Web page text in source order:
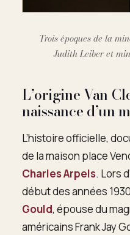
Trois époques de la
Judith Leiber et
L’origine Van
naissance d’un
L’histoire officielle,
de la maison place
Charles Arpels. Lors
début des années
Gould, épouse du
américains Frank Jay